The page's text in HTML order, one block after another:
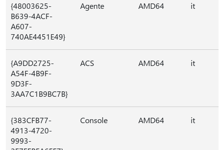
{48003625-
B639-4ACF-
A607-
740AE4451E49}
Agente AMD64 it
{A9DD2725-
A54F-4B9F-
9D3F-
3AA7C1B9BC7B}
ACS AMD64 it
{383CFB77-
4913-4720-
9993-
Console AMD64 it